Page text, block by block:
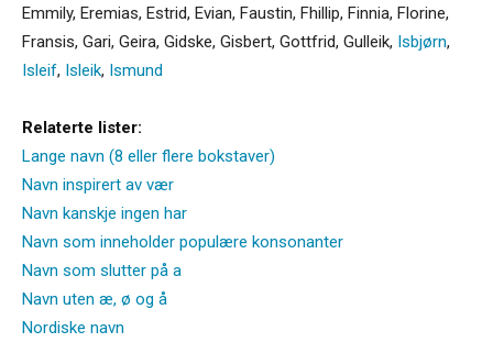
Emmily, Eremias, Estrid, Evian, Faustin, Fhillip, Finnia, Florine,
Fransis, Gari, Geira, Gidske, Gisbert, Gottfrid, Gulleik, Isbjørn,
Isleif, Isleik, Ismund
Relaterte lister:
Lange navn (8 eller flere bokstaver)
Navn inspirert av vær
Navn kanskje ingen har
Navn som inneholder populære konsonanter
Navn som slutter på a
Navn uten æ, ø og å
Nordiske navn